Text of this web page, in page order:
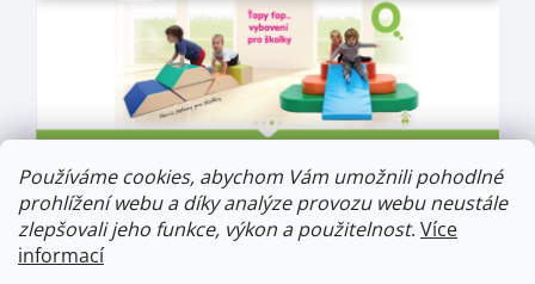
Používáme cookies, abychom Vám umožnili pohodlné
prohlížení webu a díky analýze provozu webu neustále
zlepšovali jeho funkce, výkon a použitelnost. Více
informací